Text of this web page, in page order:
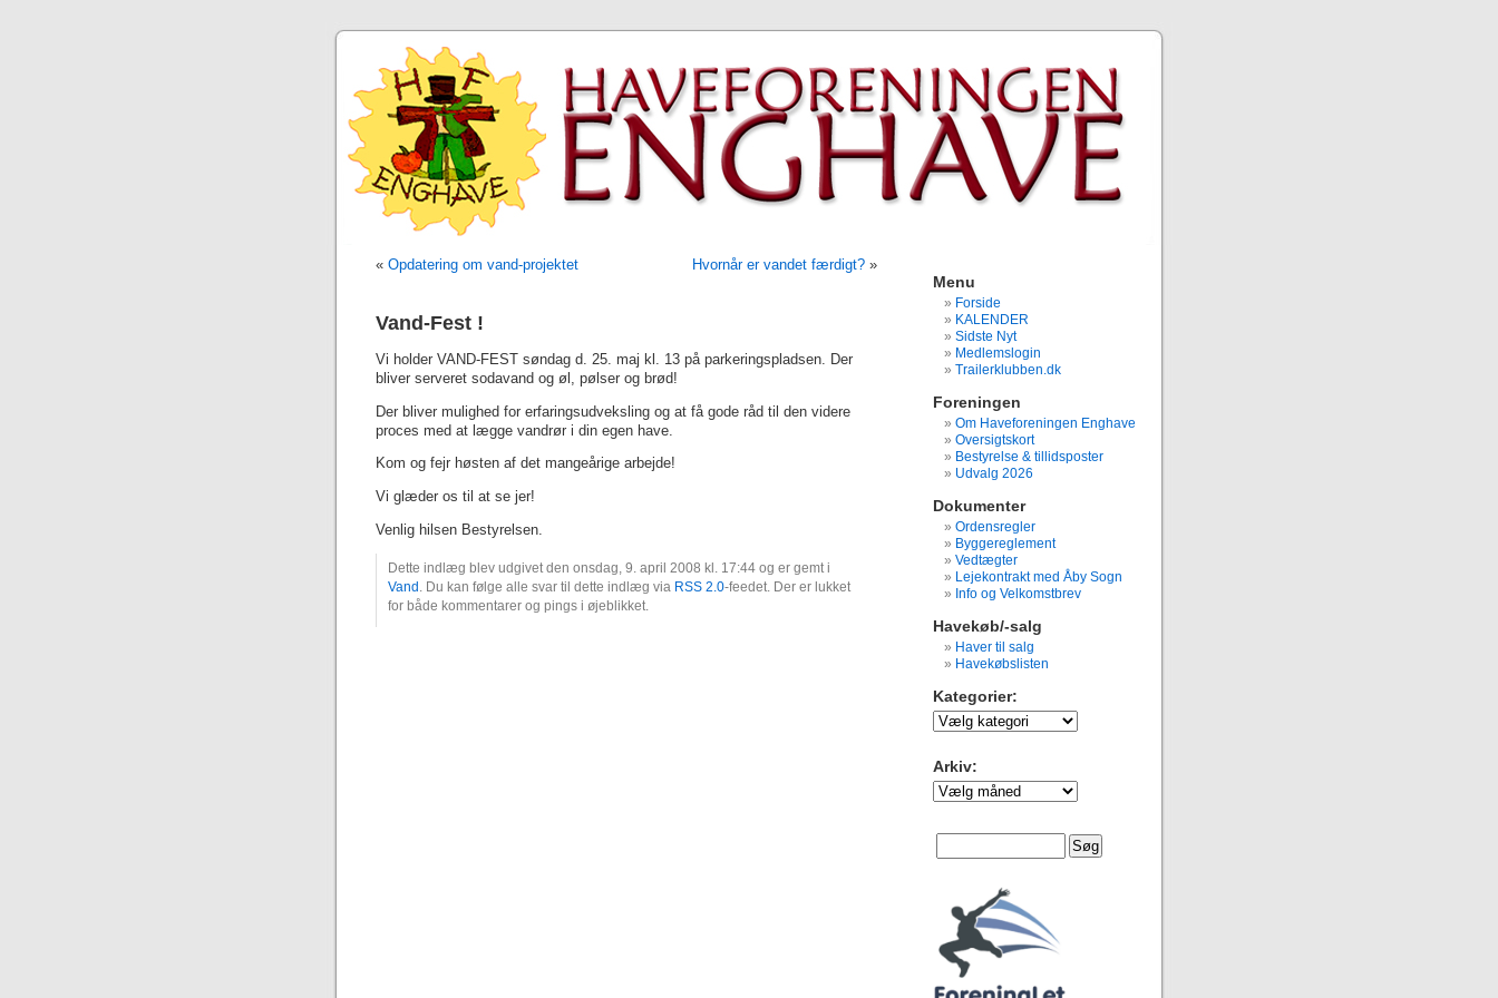
« Opdatering om vand-projektet Hvornår er vandet færdigt? »
Vand-Fest !
Vi holder VAND-FEST søndag d. 25. maj kl. 13 på parkeringspladsen. Der
bliver serveret sodavand og øl, pølser og brød!
Der bliver mulighed for erfaringsudveksling og at få gode råd til den videre
proces med at lægge vandrør i din egen have.
Kom og fejr høsten af det mangeårige arbejde!
Vi glæder os til at se jer!
Venlig hilsen Bestyrelsen.
Dette indlæg blev udgivet den onsdag, 9. april 2008 kl. 17:44 og er gemt i
Vand
. Du kan følge alle svar til dette indlæg via RSS 2.0-feedet. Der er lukket
for både kommentarer og pings i øjeblikket.
Menu
Forside
KALENDER
Sidste Nyt
Medlemslogin
Trailerklubben.dk
Foreningen
Om Haveforeningen Enghave
Oversigtskort
Bestyrelse & tillidsposter
Udvalg 2026
Dokumenter
Ordensregler
Byggereglement
Vedtægter
Lejekontrakt med Åby Sogn
Info og Velkomstbrev
Havekøb/-salg
Haver til salg
Havekøbslisten
Kategorier:
Kategorier:
Arkiv:
Arkiv: